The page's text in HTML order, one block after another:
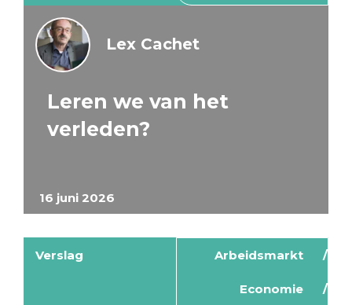
16 juni 2026
Lex Cachet
Leren we van het
verleden?
Verslag Arbeidsmarkt
Economie